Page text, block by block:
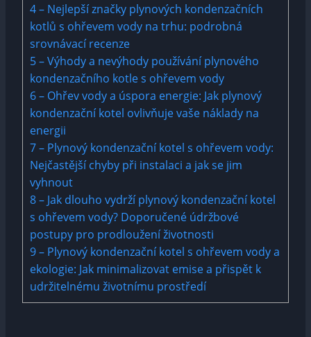
4– Nejlepší značky plynových kondenzačních
kotlů s ohřevem vody na trhu: podrobná
srovnávací recenze
5– Výhody a nevýhody používání plynového
kondenzačního kotle s ohřevem vody
6– Ohřev vody a úspora energie: Jak plynový
kondenzační kotel ovlivňuje vaše náklady na
energii
7– Plynový kondenzační kotel s ohřevem vody:
Nejčastější chyby při instalaci a jak se jim
vyhnout
8– Jak dlouho vydrží plynový kondenzační kotel
s ohřevem vody? Doporučené údržbové
postupy pro prodloužení životnosti
9– Plynový kondenzační kotel s ohřevem vody a
ekologie: Jak minimalizovat emise a přispět k
udržitelnému životnímu prostředí